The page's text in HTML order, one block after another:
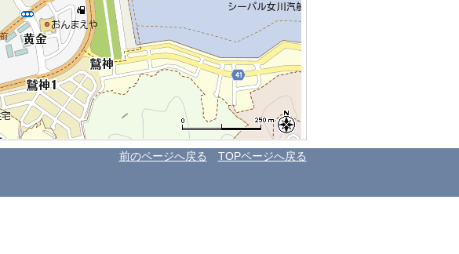
前のページへ戻る TOPページへ戻る